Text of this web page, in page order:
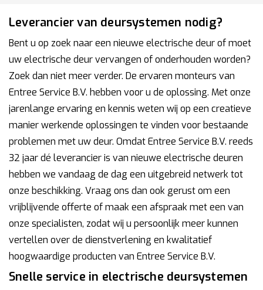
Leverancier van deursystemen nodig?
Bent u op zoek naar een nieuwe electrische deur of moet
uw electrische deur vervangen of onderhouden worden?
Zoek dan niet meer verder. De ervaren monteurs van
Entree Service B.V. hebben voor u de oplossing. Met onze
jarenlange ervaring en kennis weten wij op een creatieve
manier werkende oplossingen te vinden voor bestaande
problemen met uw deur. Omdat Entree Service B.V. reeds
32 jaar dé leverancier is van nieuwe electrische deuren
hebben we vandaag de dag een uitgebreid netwerk tot
onze beschikking. Vraag ons dan ook gerust om een
vrijblijvende offerte of maak een afspraak met een van
onze specialisten, zodat wij u persoonlijk meer kunnen
vertellen over de dienstverlening en kwalitatief
hoogwaardige producten van Entree Service B.V.
Snelle service in electrische deursystemen